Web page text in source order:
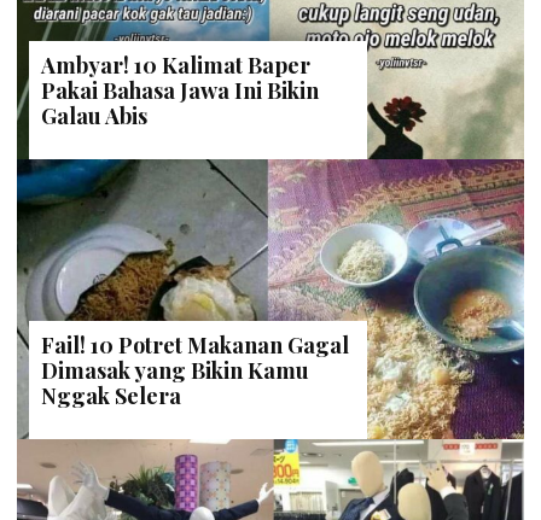
Ambyar! 10 Kalimat Baper
Pakai Bahasa Jawa Ini Bikin
Galau Abis
Fail! 10 Potret Makanan Gagal
Dimasak yang Bikin Kamu
Nggak Selera